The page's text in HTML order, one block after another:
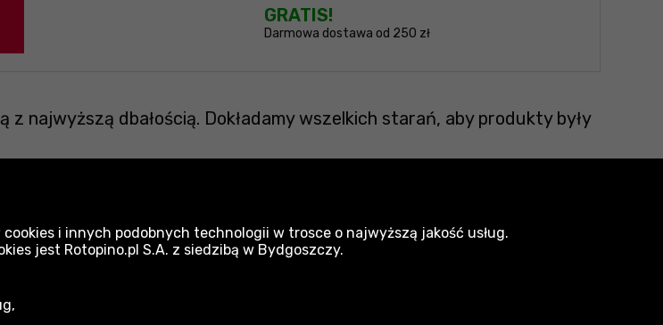
GRATIS!
Darmowa dostawa od 250 zł
z najwyższą dbałością. Dokładamy wszelkich starań, aby produkty były
Elektronarzędzia - akcesoria i osprzęt Neo
i innych podobnych technologii w trosce o najwyższą jakość usług.
jest Rotopino.pl S.A. z siedzibą w Bydgoszczy.